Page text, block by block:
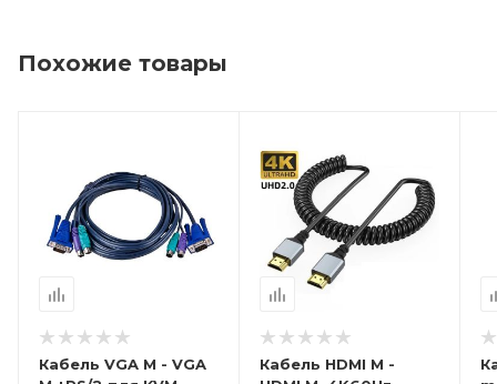
стабильную передачу сигнала.
Похожие товары
Кабель VGA M - VGA
Кабель HDMI M -